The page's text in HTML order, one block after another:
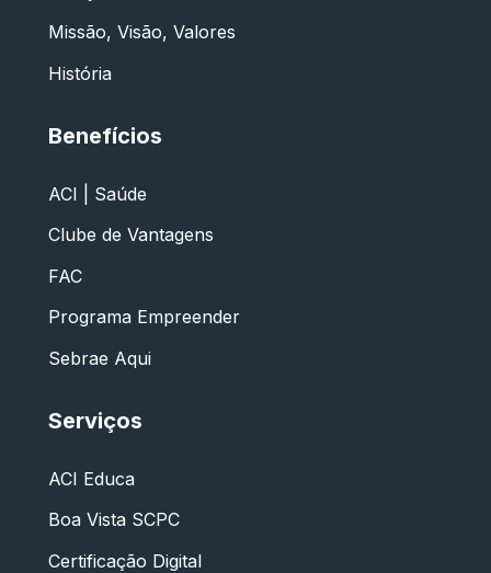
Missão, Visão, Valores
História
Benefícios
ACI | Saúde
Clube de Vantagens
FAC
Programa Empreender
Sebrae Aqui
Serviços
ACI Educa
Boa Vista SCPC
Certificação Digital